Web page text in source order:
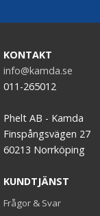
KONTAKT
info@kamda.se
011-265012
Phelt AB - Kamda
Finspångsvägen 27
60213 Norrköping
KUNDTJÄNST
Frågor & Svar